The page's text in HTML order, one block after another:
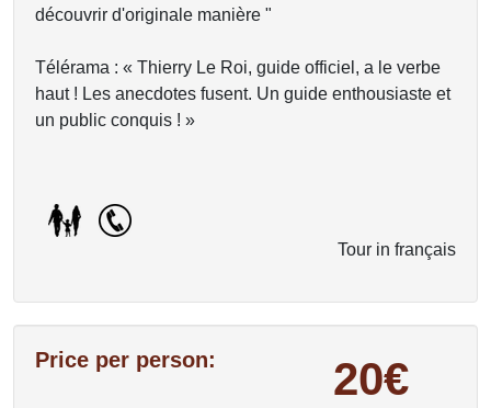
découvrir d'originale manière "
Télérama : « Thierry Le Roi, guide officiel, a le verbe
haut ! Les anecdotes fusent. Un guide enthousiaste et
un public conquis ! »
Tour in français
Price per person: 20€